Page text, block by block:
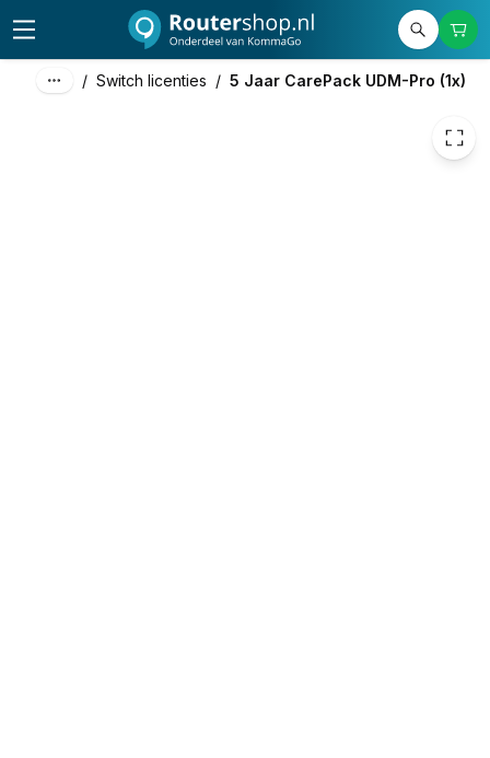
/ Switch licenties / 5 Jaar CarePack UDM-Pro (1x)
excl. btw
incl. btw